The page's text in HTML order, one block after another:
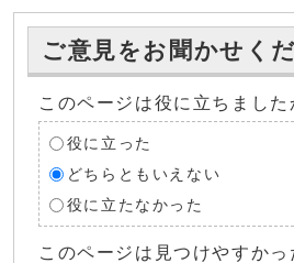
ご意見をお聞かせく
このページは役に立ちました
役に立った
どちらともいえない
役に立たなかった
このページは見つけやすかっ